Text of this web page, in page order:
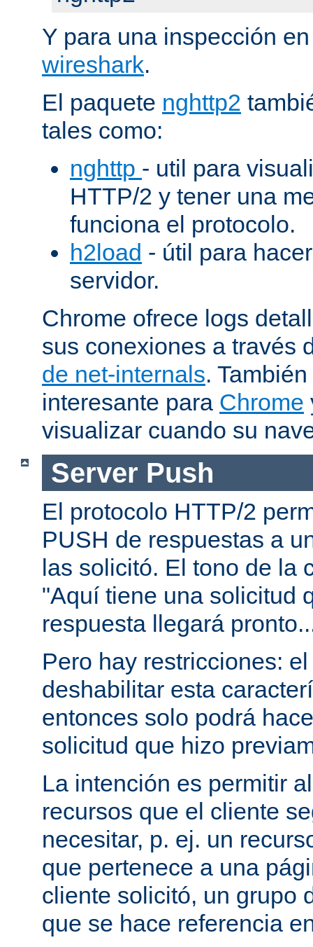
Y para una inspección
wireshark.
El paquete nghttp2
tales como:
nghttp - util para
HTTP/2 y tener una
funciona el protocolo.
h2load - útil para
servidor.
Chrome ofrece logs
sus conexiones a través
de net-internals.
interesante para Chrome
visualizar cuando su
Server Push
El protocolo HTTP/2
PUSH de respuestas a
las solicitó. El tono de la
"Aquí tiene una solicitud
respuesta llegará
Pero hay restricciones:
deshabilitar esta
entonces solo podrá
solicitud que hizo
La intención es permitir
recursos que el cliente
necesitar, p. ej. un
que pertenece a una
cliente solicitó, un grupo
que se hace referencia